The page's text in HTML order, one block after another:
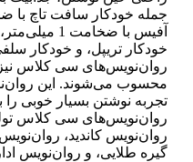
خودکار تریپل، و خودکار سلفی با ضخامت
روان‌نویس‌های سی کلاس
محسوب می‌شوند. این
تجربه نوشتن بسیار خوبی
روان‌نویس‌های سی کلاس
روان‌نویس کاندید،
گیره طلایی، و روان‌نویس